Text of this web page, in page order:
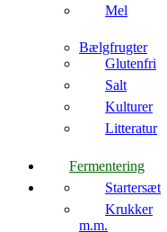
Mel
Bælgfrugter
Glutenfri
Salt
Kulturer
Litteratur
Fermentering
Startersæt
Krukker
m.m.